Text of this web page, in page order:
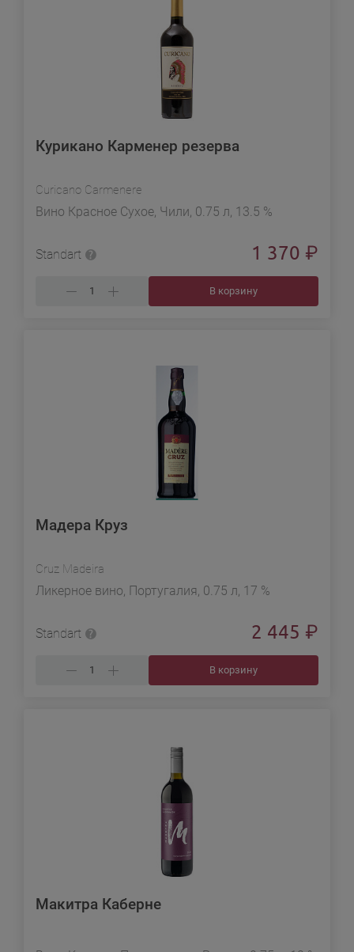
Курикано Карменер резерва
Curicano Carmenere
Вино Красное Сухое, Чили, 0.75 л, 13.5 %
Standart 1 370 ₽
В корзину
Мадера Круз
Cruz Madeira
Ликерное вино, Португалия, 0.75 л, 17 %
Standart 2 445 ₽
В корзину
Макитра Каберне